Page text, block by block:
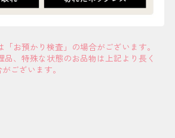
お預かり検査」の場合がございます。
、特殊な状態のお品物は上記より長く
ございます。